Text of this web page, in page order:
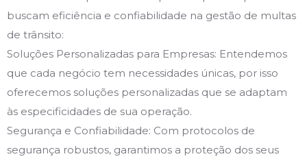
buscam eficiência e confiabilidade na gestão de multas
de trânsito:
Soluções Personalizadas para Empresas: Entendemos
que cada negócio tem necessidades únicas, por isso
oferecemos soluções personalizadas que se adaptam
às especificidades de sua operação.
Segurança e Confiabilidade: Com protocolos de
segurança robustos, garantimos a proteção dos seus